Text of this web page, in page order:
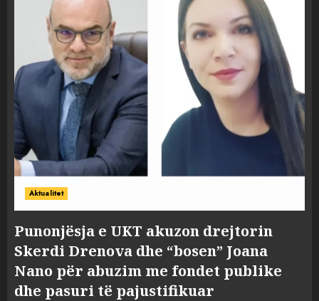
Aktualitet
Punonjësja e UKT akuzon drejtorin
Skerdi Drenova dhe “bosen” Joana
Nano për abuzim me fondet publike
dhe pasuri të pajustifikuar